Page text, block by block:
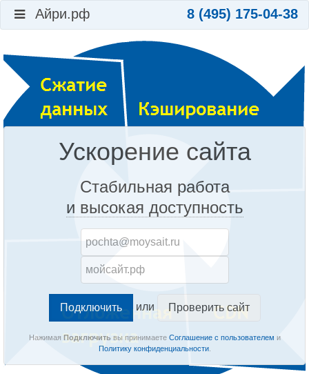
Айри.рф 8 (495) 175-04-38
Ускорение сайта
Стабильная работа
и высокая доступность
или Проверить сайт
Нажимая Подключитьвы принимаете Соглашение с пользователем и
Политику конфиденциальности.